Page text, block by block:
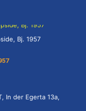
Bj. 1957
In der Egerta 13a,